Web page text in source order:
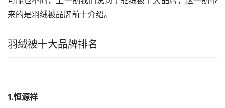
来的是羽绒被品牌前十介绍。
羽绒被十大品牌排名
1.恒源祥